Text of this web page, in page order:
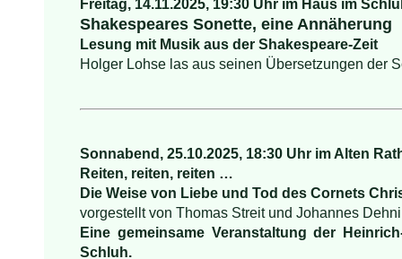
Freitag, 14.11.2025, 19:30 Uhr im Haus im
Shakespeares Sonette, eine Annäherung
Lesung mit Musik aus der Shakespeare-Zeit
Holger Lohse las aus seinen Übersetzungen der
Sonnabend, 25.10.2025, 18:30 Uhr im Alten
Reiten, reiten, reiten …
Die Weise von Liebe und Tod des Cornets
vorgestellt von Thomas Streit und Johannes
Eine gemeinsame Veranstaltung der
Schluh.